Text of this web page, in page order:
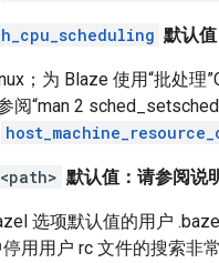
默认
；为 Blaze 使用“批处
阅“man 2
默认值：请参阅说
选项默认值的用户
用用户 rc 文件的搜索非